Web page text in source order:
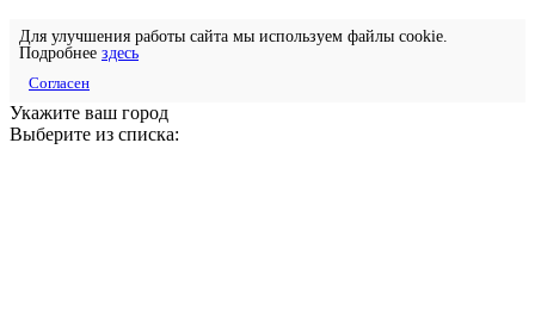
Для улучшения работы сайта мы используем файлы cookie.
Подробнее здесь
Согласен
Укажите ваш город
Выберите из списка: